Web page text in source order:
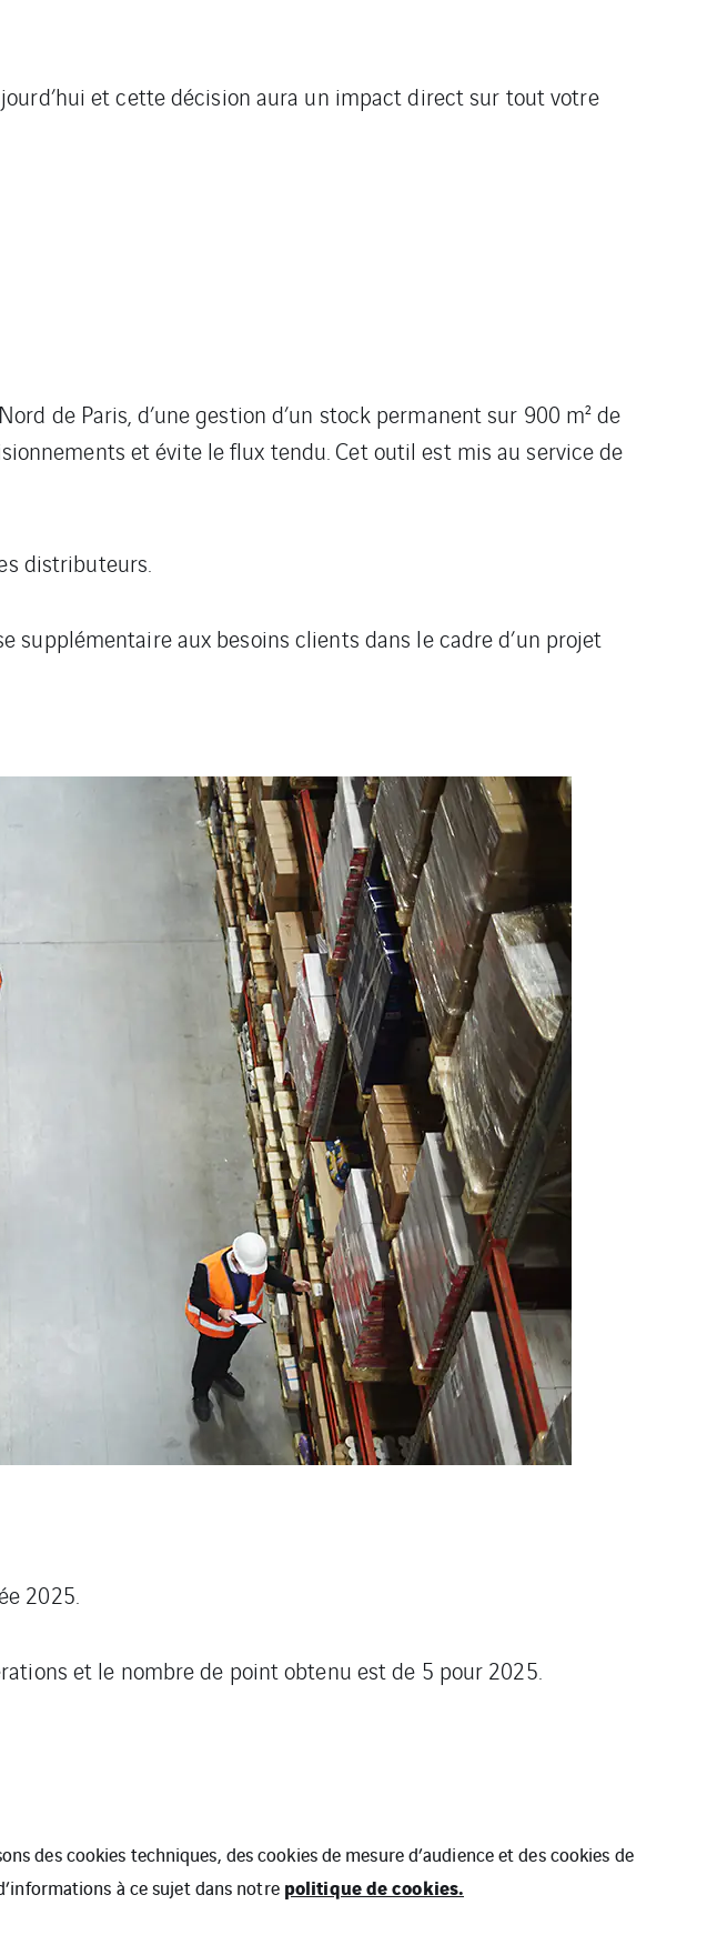
et cette décision aura un impact direct sur tout votre
de Paris, d’une gestion d’un stock permanent sur 900 m² de
et évite le flux tendu. Cet outil est mis au service de
distributeurs.
supplémentaire aux besoins clients dans le cadre d’un projet
2025.
et le nombre de point obtenu est de 5 pour 2025.
des cookies techniques, des cookies de mesure d’audience et des cookies de
à ce sujet dans notre politique de cookies.